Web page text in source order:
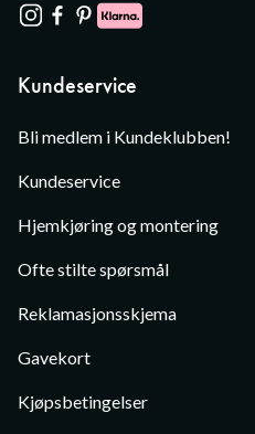
Kundeservice
Bli medlem i Kundeklubben!
Kundeservice
Hjemkjøring og montering
Ofte stilte spørsmål
Reklamasjonsskjema
Gavekort
Kjøpsbetingelser